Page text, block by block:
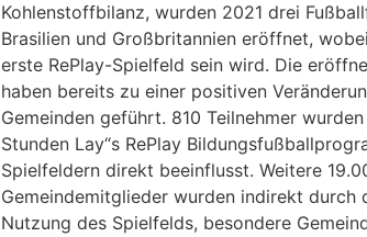
Kohlenstoffbilanz, wurden 2021 drei
Brasilien und Großbritannien eröffnet,
erste RePlay-Spielfeld sein wird. Die
haben bereits zu einer positiven
Gemeinden geführt. 810 Teilnehmer
Stunden Lay“s RePlay
Spielfeldern direkt beeinflusst. Weitere
Gemeindemitglieder wurden indirekt durch
Nutzung des Spielfelds, besondere